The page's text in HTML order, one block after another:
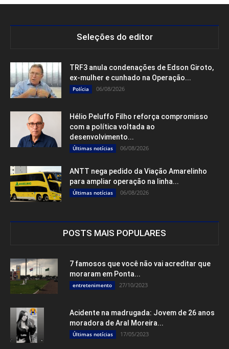
Seleções do editor
TRF3 anula condenações de Edson Giroto,
ex-mulher e cunhado na Operação...
Polícia 06/08/2026
Hélio Peluffo Filho reforça compromisso
com a política voltada ao
desenvolvimento...
Últimas notícias 06/08/2026
ANTT nega pedido da Viação Amarelinho
para ampliar operação na linha...
Últimas notícias 06/08/2026
POSTS MAIS POPULARES
7 famosos que você não vai acreditar que
moraram em Ponta...
entretenimento 27/10/2023
Acidente na madrugada: Jovem de 26 anos
moradora de Aral Moreira...
Últimas notícias 17/05/2023